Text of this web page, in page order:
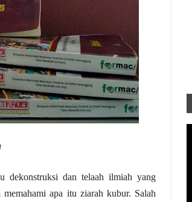
dekonstruksi dan telaah ilmiah yang
apa itu ziarah kubur. Salah